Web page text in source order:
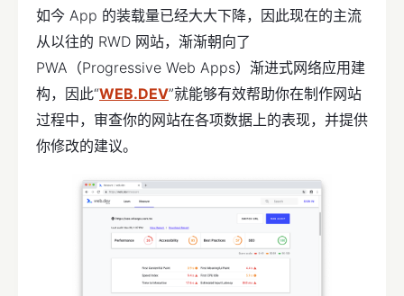
如今 App 的装载量已经大大下降，因此现在的主流
从以往的 RWD 网站，渐渐朝向了
PWA（Progressive Web Apps）渐进式网络应用建
构，因此“WEB.DEV”就能够有效帮助你在制作网站
过程中，审查你的网站在各项数据上的表现，并提供
你修改的建议。